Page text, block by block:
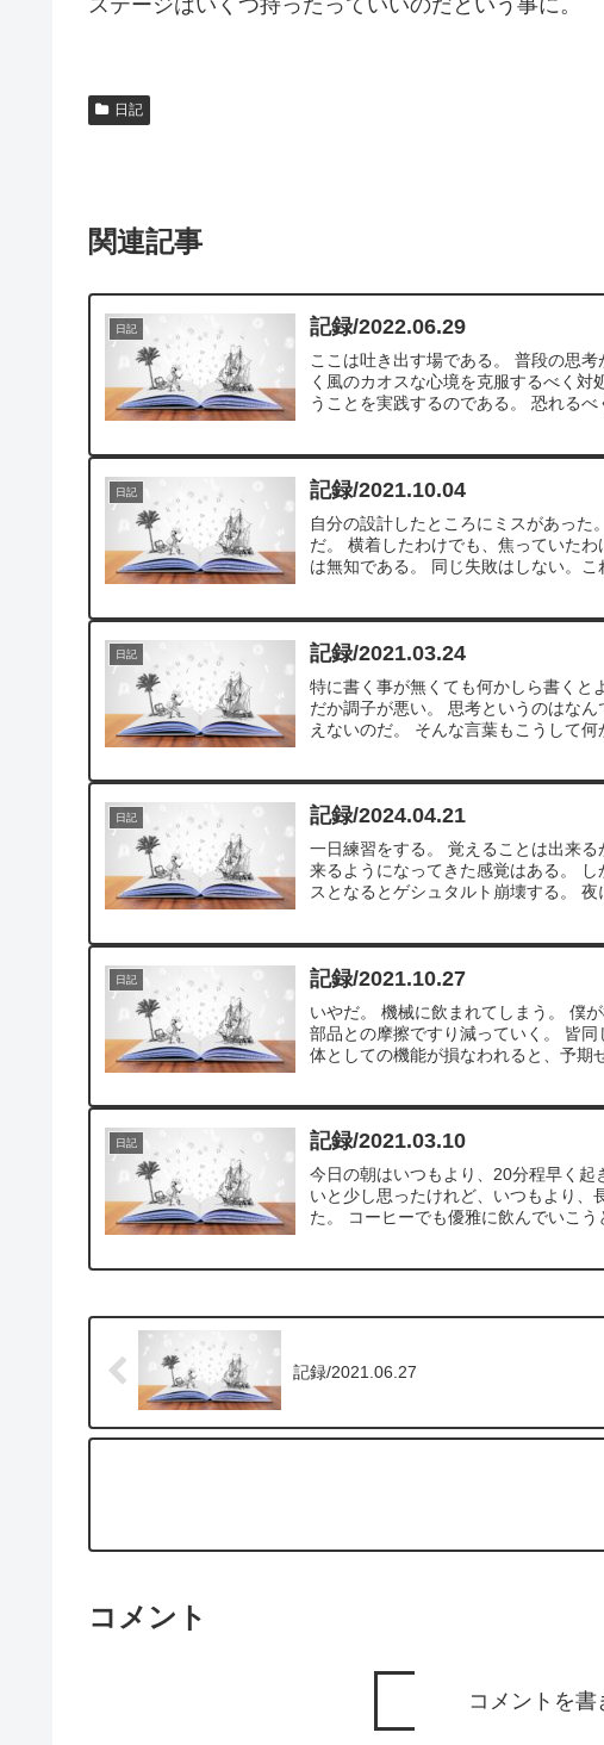
日記
関連記事
日記 記録/2022.06.29
ここは吐き出す場である。 普段の思
く風のカオスな心境を克服するべく
うことを実践するのである。 恐れる
日記 記録/2021.10.04
自分の設計したところにミスがあった
だ。 横着したわけでも、焦っていた
は無知である。 同じ失敗はしない。こ
日記 記録/2021.03.24
特に書く事が無くても何かしら書くと
だか調子が悪い。 思考というのはな
えないのだ。 そんな言葉もこうして何
日記 記録/2024.04.21
一日練習をする。 覚えることは出来
来るようになってきた感覚はある。
スとなるとゲシュタルト崩壊する。 夜
日記 記録/2021.10.27
いやだ。 機械に飲まれてしまう。 僕
部品との摩擦ですり減っていく。 皆
体としての機能が損なわれると、予期
日記 記録/2021.03.10
今日の朝はいつもより、20分程早く
いと少し思ったけれど、いつもより、
た。 コーヒーでも優雅に飲んでいこ
記録/2021.06.27
コメント
コメントを書